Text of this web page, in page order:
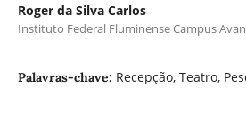
Roger da Silva Carlos
Instituto Federal Fluminense Campus
Palavras-chave: Recepção, Teatro,